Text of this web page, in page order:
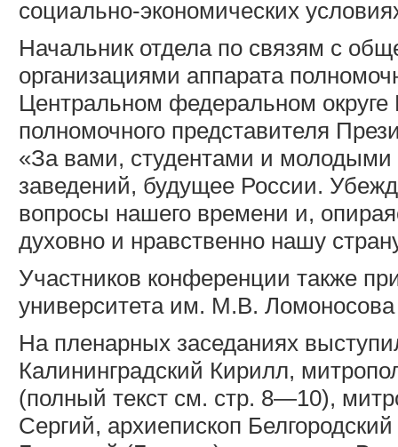
социально-экономических
Начальник отдела по связям с
организациями аппарата
Центральном федеральном
полномочного представителя
«За вами, студентами и
заведений, будущее России.
вопросы нашего времени и,
духовно и нравственно нашу
Участников конференции также
университета им. М.В.
На пленарных заседаниях
Калининградский Кирилл,
(полный текст см. стр. 8—10),
Сергий, архиепископ